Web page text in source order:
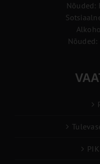
Nõuded: